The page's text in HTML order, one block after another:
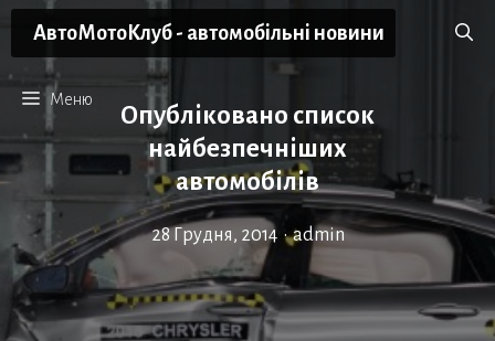
Перейти
вмісту
АвтоМотоКлуб - автомобільні новини
Меню
Опубліковано список
найбезпечніших
автомобілів
28 Грудня, 2014 • admin